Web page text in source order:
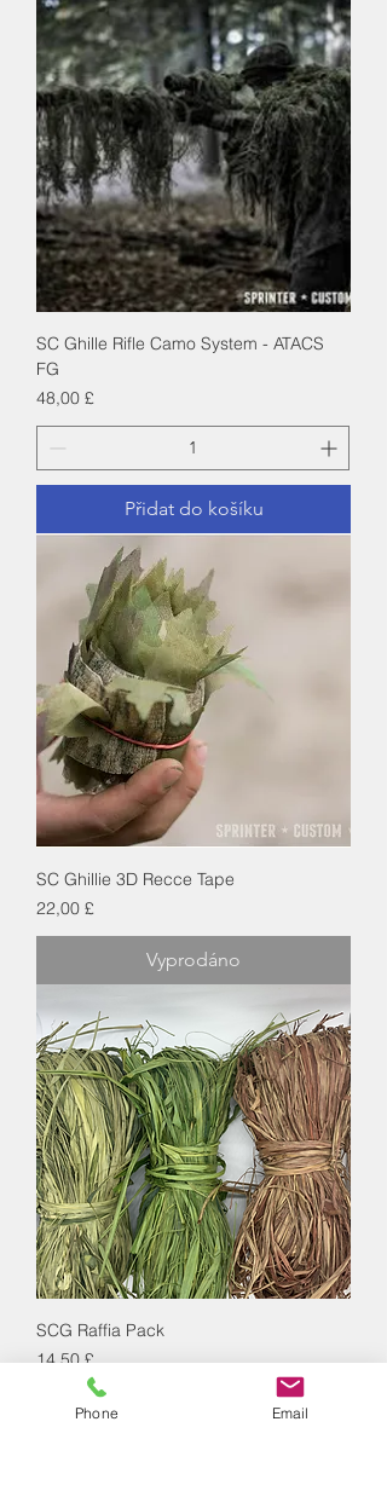
SC Ghille Rifle Camo System - ATACS
FG
Cena
48,00 £
Přidat do košíku
SC Ghillie 3D Recce Tape
Cena
22,00 £
Vyprodáno
SCG Raffia Pack
Cena
14,50 £
Phone Email